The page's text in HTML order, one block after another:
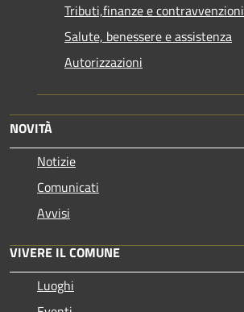
Tributi,finanze e contravvenzioni
Salute, benessere e assistenza
Autorizzazioni
NOVITÀ
Notizie
Comunicati
Avvisi
VIVERE IL COMUNE
Luoghi